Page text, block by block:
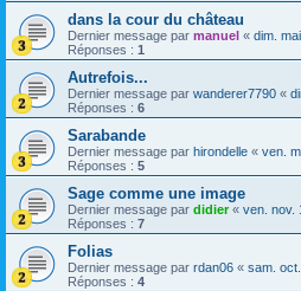
dans la cour du château
Dernier message par manuel « dim.
Réponses : 1
Autrefois...
Dernier message par wanderer7790 «
Réponses : 6
Sarabande
Dernier message par hirondelle « ven.
Réponses : 5
Sage comme une image
Dernier message par didier« ven. nov.
Réponses : 7
Folias
Dernier message par rdan06 « sam.
Réponses : 4